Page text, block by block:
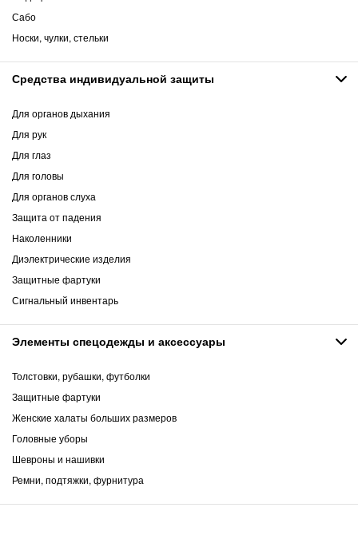
Сабо
Носки, чулки, стельки
Средства индивидуальной защиты
Для органов дыхания
Для рук
Для глаз
Для головы
Для органов слуха
Защита от падения
Наколенники
Диэлектрические изделия
Защитные фартуки
Сигнальный инвентарь
Элементы спецодежды и аксессуары
Толстовки, рубашки, футболки
Защитные фартуки
Женские халаты больших размеров
Головные уборы
Шевроны и нашивки
Ремни, подтяжки, фурнитура